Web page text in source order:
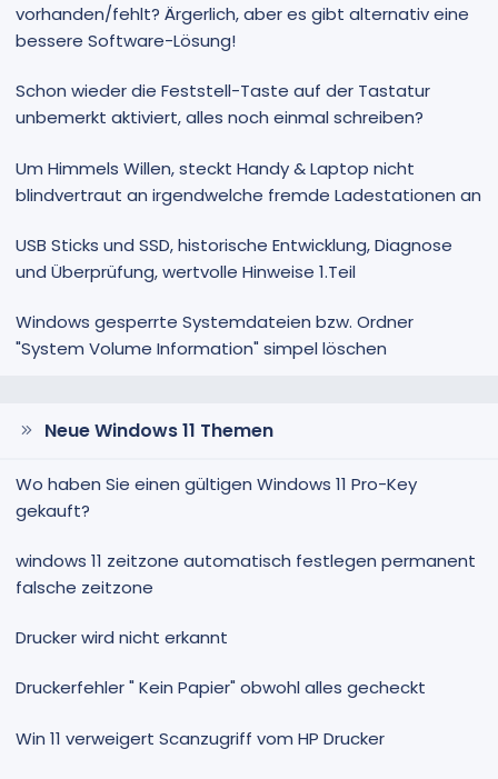
vorhanden/fehlt? Ärgerlich, aber es gibt alternativ eine
bessere Software-Lösung!
Schon wieder die Feststell-Taste auf der Tastatur
unbemerkt aktiviert, alles noch einmal schreiben?
Um Himmels Willen, steckt Handy & Laptop nicht
blindvertraut an irgendwelche fremde Ladestationen an
USB Sticks und SSD, historische Entwicklung, Diagnose
und Überprüfung, wertvolle Hinweise 1.Teil
Windows gesperrte Systemdateien bzw. Ordner
"System Volume Information" simpel löschen
Neue Windows 11 Themen
Wo haben Sie einen gültigen Windows 11 Pro-Key
gekauft?
windows 11 zeitzone automatisch festlegen permanent
falsche zeitzone
Drucker wird nicht erkannt
Druckerfehler " Kein Papier" obwohl alles gecheckt
Win 11 verweigert Scanzugriff vom HP Drucker